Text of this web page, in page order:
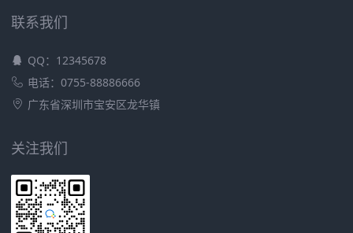
联系我们
QQ：12345678
电话：0755-88886666
广东省深圳市宝安区龙华镇
关注我们